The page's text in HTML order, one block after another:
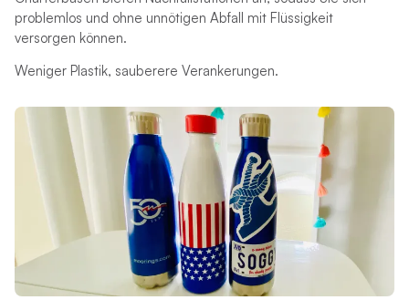
problemlos und ohne unnötigen Abfall mit Flüssigkeit
versorgen können.
Weniger Plastik, sauberere Verankerungen.